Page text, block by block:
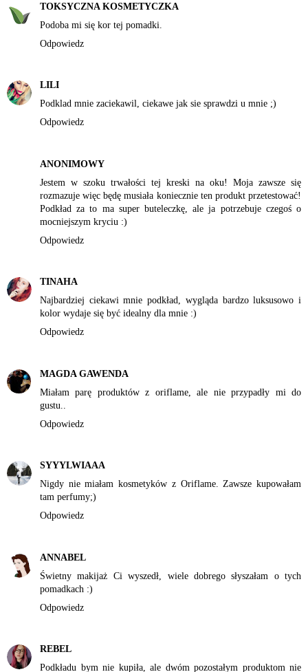
TOKSYCZNA KOSMETYCZKA
Podoba mi się kor tej pomadki.
Odpowiedz
LILI
Podklad mnie zaciekawil, ciekawe jak sie sprawdzi u mnie ;)
Odpowiedz
ANONIMOWY
Jestem w szoku trwałości tej kreski na oku! Moja zawsze się
rozmazuje więc będę musiała koniecznie ten produkt przetestować!
Podkład za to ma super buteleczkę, ale ja potrzebuje czegoś o
mocniejszym kryciu :)
Odpowiedz
TINAHA
Najbardziej ciekawi mnie podkład, wygląda bardzo luksusowo i
kolor wydaje się być idealny dla mnie :)
Odpowiedz
MAGDA GAWENDA
Miałam parę produktów z oriflame, ale nie przypadły mi do
gustu..
Odpowiedz
SYYYLWIAAA
Nigdy nie miałam kosmetyków z Oriflame. Zawsze kupowałam
tam perfumy;)
Odpowiedz
ANNABEL
Świetny makijaż Ci wyszedł, wiele dobrego słyszałam o tych
pomadkach :)
Odpowiedz
REBEL
Podkładu bym nie kupiła, ale dwóm pozostałym produktom nie